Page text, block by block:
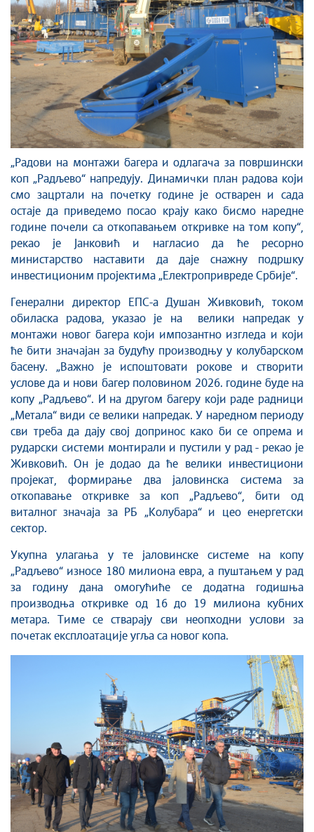
„Радови на монтажи багера и одлагача за површински
коп „Радљево“ напредују. Динамички план радова који
смо зацртали на почетку године је остварен и сада
остаје да приведемо посао крају како бисмо наредне
године почели са откопавањем откривке на том копу“,
рекао је Јанковић и нагласио да ће ресорно
министарство наставити да даје снажну подршку
инвестиционим пројектима „Електропривреде Србије“.
Генерални директор ЕПС-а Душан Живковић, током
обиласка радова, указао је на велики напредак у
монтажи новог багера који импозантно изгледа и који
ће бити значајан за будућу производњу у колубарском
басену. „Важно је испоштовати рокове и створити
услове да и нови багер половином 2026. године буде на
копу „Радљево“. И на другом багеру који раде радници
„Метала“ види се велики напредак. У наредном периоду
сви треба да дају свој допринос како би се опрема и
рударски системи монтирали и пустили у рад - рекао је
Живковић. Он је додао да ће велики инвестициони
пројекат, формирање два јаловинска система за
откопавање откривке за коп „Радљево“, бити од
виталног значаја за РБ „Колубара“ и цео енергетски
сектор.
Укупна улагања у те јаловинске системе на копу
„Радљево“ износе 180 милиона евра, а пуштањем у рад
за годину дана омогућиће се додатна годишња
производња откривке од 16 до 19 милиона кубних
метара. Тиме се стварају сви неопходни услови за
почетак експлоатације угља са новог копа.